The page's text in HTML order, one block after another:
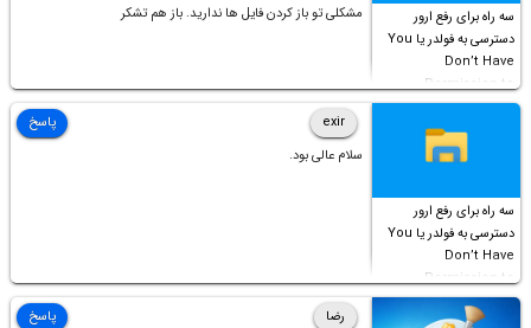
سه راه برای رفع ارور
دسترسی به فولدر یا You
Don’t Have
Permission to
Access this folder
مشکلی تو باز کردن فایل ها ندارید. باز هم تشکر
سه راه برای رفع ارور
دسترسی به فولدر یا You
Don’t Have
Permission to
Access this folder
exir
سلام عالی بود.
پاسخ
رضا
پاسخ